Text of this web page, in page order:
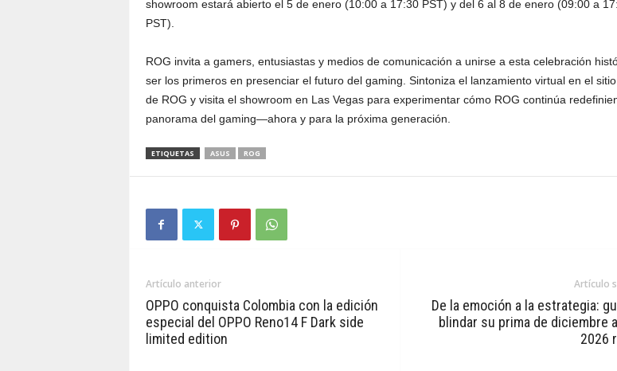
showroom estará abierto el 5 de enero (10:00 a 17:30 PST) y del 6 al 8 de enero (09:00 a
PST).
ROG invita a gamers, entusiastas y medios de comunicación a unirse a esta celebración
ser los primeros en presenciar el futuro del gaming. Sintoniza el lanzamiento virtual en el
de ROG y visita el showroom en Las Vegas para experimentar cómo ROG continúa
panorama del gaming—ahora y para la próxima generación.
ETIQUETAS ASUS ROG
Artículo anterior
OPPO conquista Colombia con la edición
especial del OPPO Reno14 F Dark side
limited edition
Artículo
De la emoción a la estrategia:
blindar su prima de diciembre
2026